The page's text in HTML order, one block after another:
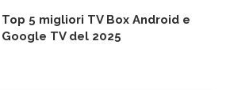
Top 5 migliori TV Box Android e
Google TV del 2025